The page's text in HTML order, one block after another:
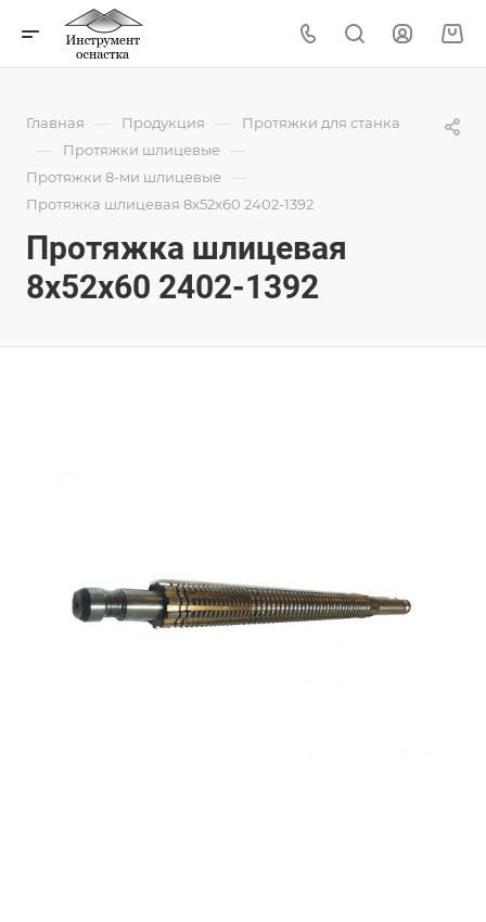
Главная — Продукция — Протяжки для станка
— Протяжки шлицевые —
Протяжки 8-ми шлицевые —
Протяжка шлицевая 8x52x60 2402-1392
Протяжка шлицевая
8x52x60 2402-1392